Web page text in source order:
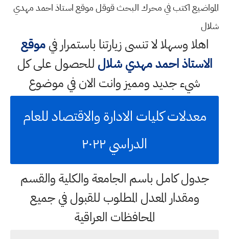
المواضيع اكتب في محرك البحث قوقل موقع استاذ احمد مهدي
شلال
اهلا وسهلالا تنسى زيارتنا باستمرار فيموقع
الاستاذ احمد مهدي شلال للحصول على كل
شيء جديد ومميز وانت الان في موضوع
معدلات كليات الادارة والاقتصاد للعام
الدراسي ٢٠٢٢
جدول كامل باسم الجامعة والكلية والقسم
ومقدار المعدل المطلوب للقبول في جميع
المحافظات العراقية